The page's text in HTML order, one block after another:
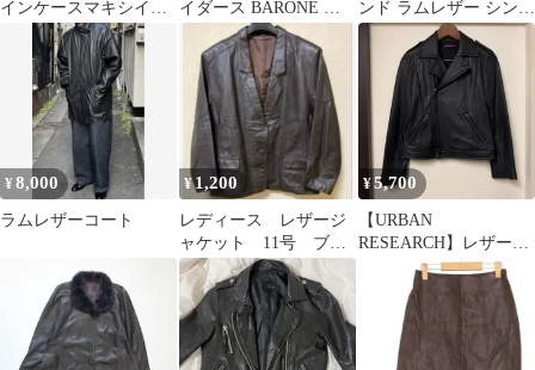
インケースマキシイン
トレチャート黒
イダース BARONE 立
体アーカイブ 黒 イタリ
ア製
ンド ラムレザー シング
ル ライダース ジャケッ
ト ブラック 黒 レディ
ース XLサイズ相当 メ
ンズM相当 羊革 本革
ニュージーランドラム
極柔 極上 リアルレザー
00年代 ヴィンテージ 古
着 タイト シルエット
アーカイブ
¥8,000
ラムレザーコート
¥ 1,200
レディース レザージ
ャケット 11号 ブラ
ウン 日本製 ヴィン
テージ
¥5,700
【URBAN
RESEARCH】レザージ
ャケット/BLACK/羊革